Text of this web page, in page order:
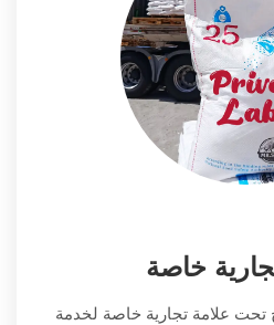
خاصة
تحت علامة تجارية خاصة لخدمة